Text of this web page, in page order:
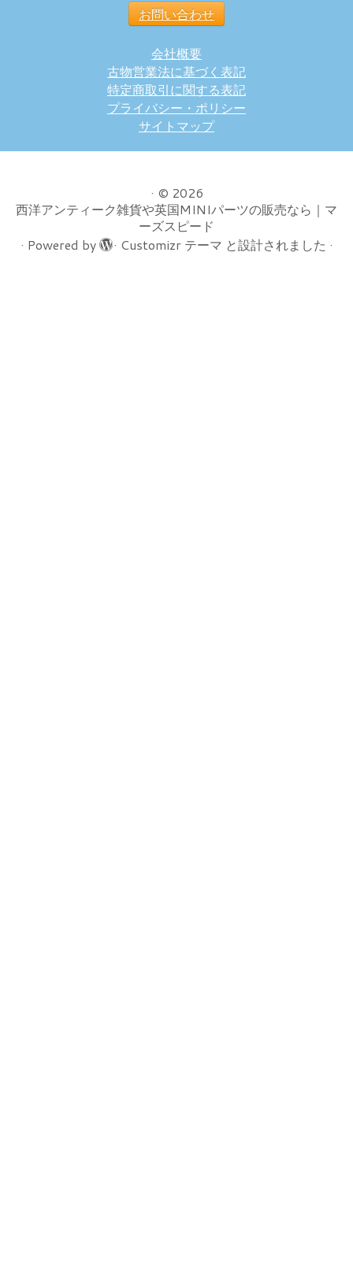
お問い合わせ
会社概要
古物営業法に基づく表記
特定商取引に関する表記
プライバシー・ポリシー
サイトマップ
· © 2026
西洋アンティーク雑貨や英国MINIパーツの販売なら｜マ
ーズスピード
· Powered by · Customizr テーマ と設計されました ·